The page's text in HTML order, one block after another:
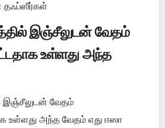
தஃப்ஸீர்கள்
இஞ்சீலுடன் வேதம்
உள்ளது அந்த
இஞ்சீலுடன் வேதம்
உள்ளது அந்த வேதம் எது ஈஸா